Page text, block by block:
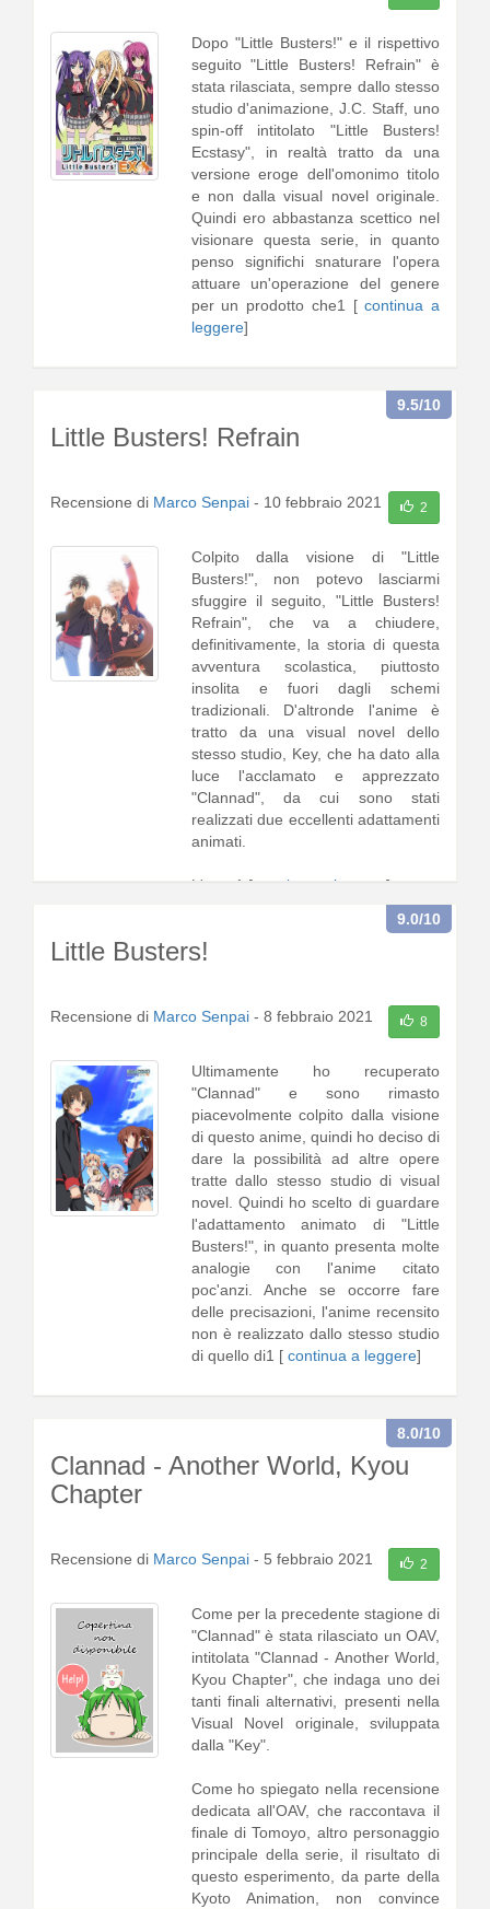
Dopo "Little Busters!" e il rispettivo
seguito "Little Busters! Refrain" è
stata rilasciata, sempre dallo stesso
studio d'animazione, J.C. Staff, uno
spin-off intitolato "Little Busters!
Ecstasy", in realtà tratto da una
versione eroge dell'omonimo titolo
e non dalla visual novel originale.
Quindi ero abbastanza scettico nel
visionare questa serie, in quanto
penso significhi snaturare l'opera
attuare un'operazione del genere
per un prodotto che1 [continua a
leggere]
Little Busters! Refrain
9.5/10
Recensione di Marco Senpai - 10 febbraio 2021 2
Colpito dalla visione di "Little
Busters!", non potevo lasciarmi
sfuggire il seguito, "Little Busters!
Refrain", che va a chiudere,
definitivamente, la storia di questa
avventura scolastica, piuttosto
insolita e fuori dagli schemi
tradizionali. D'altronde l'anime è
tratto da una visual novel dello
stesso studio, Key, che ha dato alla
luce l'acclamato e apprezzato
"Clannad", da cui sono stati
realizzati due eccellenti adattamenti
animati.
L'oper1 [continua a leggere]
Little Busters!
9.0/10
Recensione di Marco Senpai - 8 febbraio 2021 8
Ultimamente ho recuperato
"Clannad" e sono rimasto
piacevolmente colpito dalla visione
di questo anime, quindi ho deciso di
dare la possibilità ad altre opere
tratte dallo stesso studio di visual
novel. Quindi ho scelto di guardare
l'adattamento animato di "Little
Busters!", in quanto presenta molte
analogie con l'anime citato
poc'anzi. Anche se occorre fare
delle precisazioni, l'anime recensito
non è realizzato dallo stesso studio
di quello di1 [ continua a leggere]
Clannad - Another World, Kyou
Chapter
8.0/10
Recensione di Marco Senpai - 5 febbraio 2021 2
Come per la precedente stagione di
"Clannad" è stata rilasciato un OAV,
intitolata "Clannad - Another World,
Kyou Chapter", che indaga uno dei
tanti finali alternativi, presenti nella
Visual Novel originale, sviluppata
dalla "Key".
Come ho spiegato nella recensione
dedicata all'OAV, che raccontava il
finale di Tomoyo, altro personaggio
principale della serie, il risultato di
questo esperimento, da parte della
Kyoto Animation, non convince